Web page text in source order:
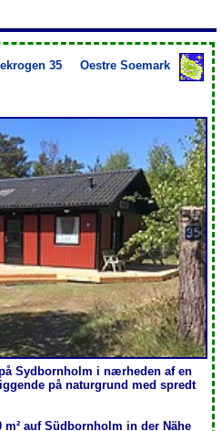
35 Oestre Soemark
Sydbornholm i nærheden af en
på naturgrund med spredt
auf Südbornholm in der Nähe